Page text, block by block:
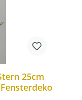
25cm